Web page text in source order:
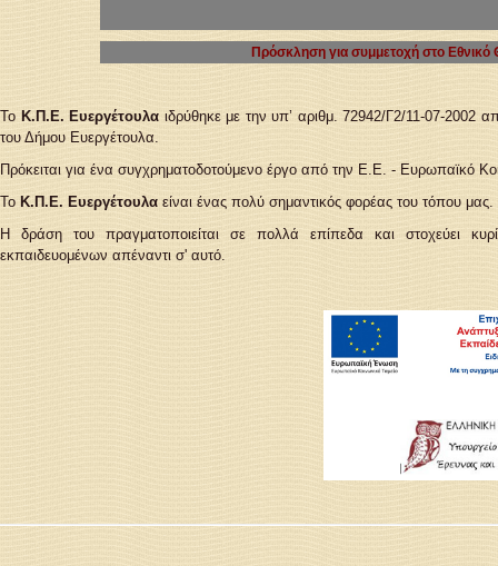
Πρόσκληση για συμμετοχή στο
Το Κ.Π.Ε. Ευεργέτουλαιδρύθηκε με την υπ’ αριθμ. 72942/Γ2/11-07-
του Δήμου Ευεργέτουλα.
Πρόκειται για ένα συγχρηματοδοτούμενο έργο από την Ε.Ε. - Ευρωπαϊκό
Το Κ.Π.Ε. Ευεργέτουλα είναι ένας πολύ σημαντικός φορέας του τόπου μας.
Η δράση του πραγματοποιείται σε πολλά επίπεδα και στοχεύει
εκπαιδευομένων απέναντι σ' αυτό.